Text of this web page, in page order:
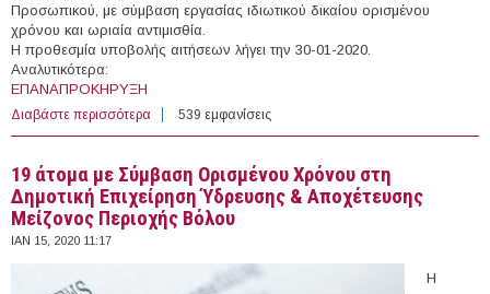
Προσωπικού, με σύμβαση εργασίας ιδιωτικού δικαίου ορισμένου
χρόνου και ωριαία αντιμισθία.
Η προθεσμία υποβολής αιτήσεων λήγει την 30-01-2020.
Αναλυτικότερα:
ΕΠΑΝΑΠΡΟΚΗΡΥΞΗ
Διαβάστε περισσότερα για Εκπαιδευτικό προσωπικό στην Ακαδημία Εμπορικού
Ναυτικού ΚΡΗΤΗΣ
539 εμφανίσεις
19 άτομα με Σύμβαση Ορισμένου Χρόνου στη
Δημοτική Επιχείρηση Ύδρευσης & Αποχέτευσης
Μείζονος Περιοχής Βόλου
ΙΑΝ 15, 2020 11:17
Η